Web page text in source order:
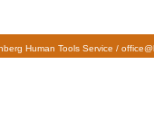
Human Tools Service /